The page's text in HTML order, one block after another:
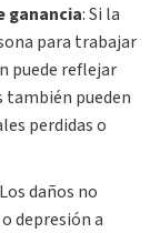
ganancia:Si la
para trabajar
puede reflejar
también pueden
perdidas o
Los daños no
depresión a